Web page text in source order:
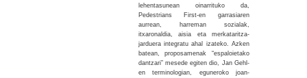
lehentasunean oinarrituko da,
Pedestrians First-en garrasiaren
aurrean, harreman sozialak,
itxaronaldia, aisia eta merkataritza-
jarduera integratu ahal izateko. Azken
batean, proposamenak “espaloietako
dantzari” mesede egiten dio, Jan Gehl-
en terminologian, eguneroko joan-